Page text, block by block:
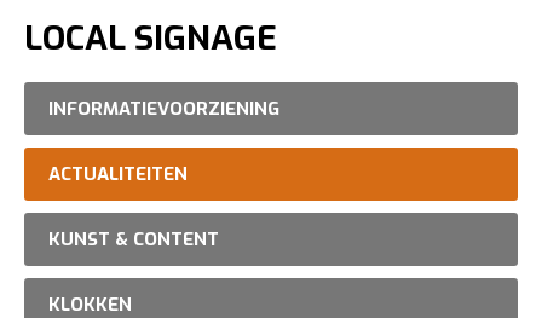
LOCAL SIGNAGE
INFORMATIEVOORZIENING
ACTUALITEITEN
KUNST & CONTENT
KLOKKEN